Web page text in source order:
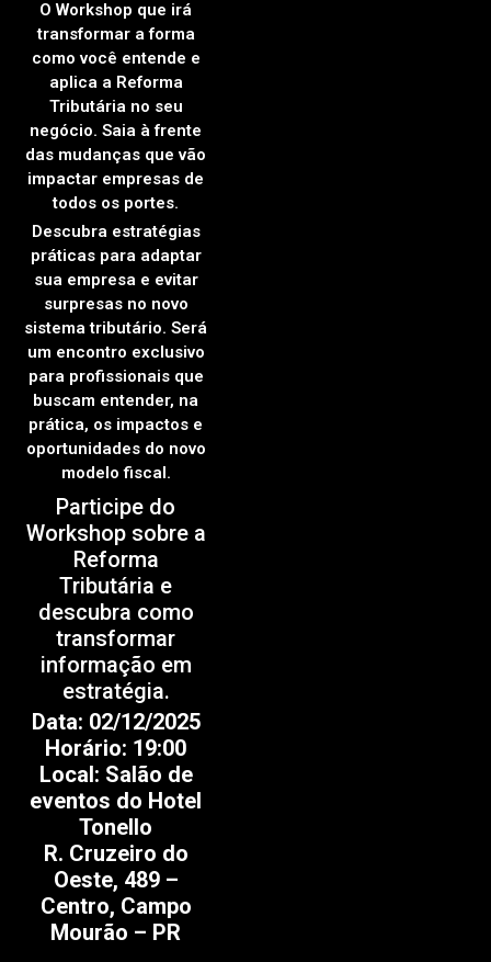
O Workshop que irá
transformar a forma
como você entende e
aplica a Reforma
Tributária no seu
negócio. Saia à frente
das mudanças que vão
impactar empresas de
todos os portes.
Descubra estratégias
práticas para adaptar
sua empresa e evitar
surpresas no novo
sistema tributário. Será
um encontro exclusivo
para profissionais que
buscam entender, na
prática, os impactos e
oportunidades do novo
modelo fiscal.
Participe do
Workshop sobre a
Reforma
Tributária e
descubra como
transformar
informação em
estratégia.
Data: 02/12/2025
Horário: 19:00
Local: Salão de
eventos do Hotel
Tonello
R. Cruzeiro do
Oeste, 489 –
Centro, Campo
Mourão – PR